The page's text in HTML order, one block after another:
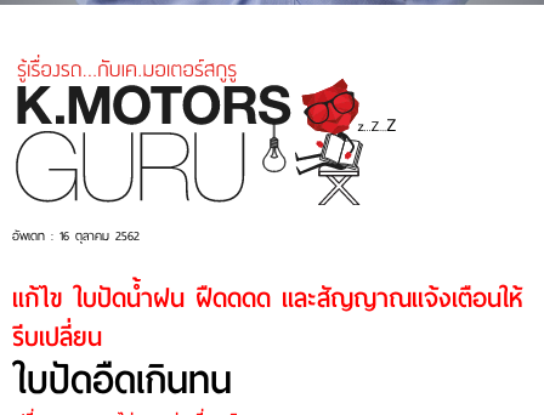
อัพเดท : 16 ตุลาคม 2562
แก้ไข ใบปัดน้ำฝน ฝืดดดด และสัญญาณแจ้งเตือนให้
รีบเปลี่ยน
ใบปัดอืดเกินทน